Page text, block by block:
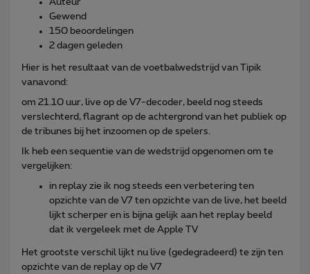
Gewend
150 beoordelingen
2 dagen geleden
Hier is het resultaat van de voetbalwedstrijd van Tipik
vanavond:
om 21.10 uur, live op de V7-decoder, beeld nog steeds
verslechterd, flagrant op de achtergrond van het publiek op
de tribunes bij het inzoomen op de spelers.
Ik heb een sequentie van de wedstrijd opgenomen om te
vergelijken:
in replay zie ik nog steeds een verbetering ten
opzichte van de V7 ten opzichte van de live, het beeld
lijkt scherper en is bijna gelijk aan het replay beeld
dat ik vergeleek met de Apple TV
Het grootste verschil lijkt nu live (gedegradeerd) te zijn ten
opzichte van de replay op de V7